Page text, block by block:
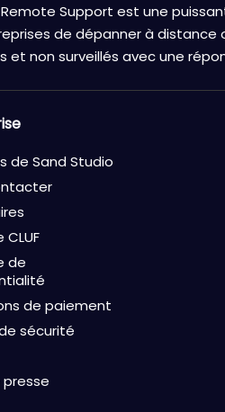
Remote Support est une
de dépanner à
et non surveillés avec une
de Sand Studio
de
de paiement
sécurité
presse